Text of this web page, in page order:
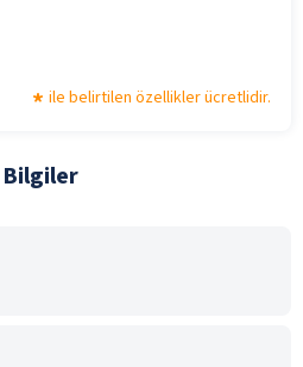
ile belirtilen özellikler ücretlidir.
Bilgiler